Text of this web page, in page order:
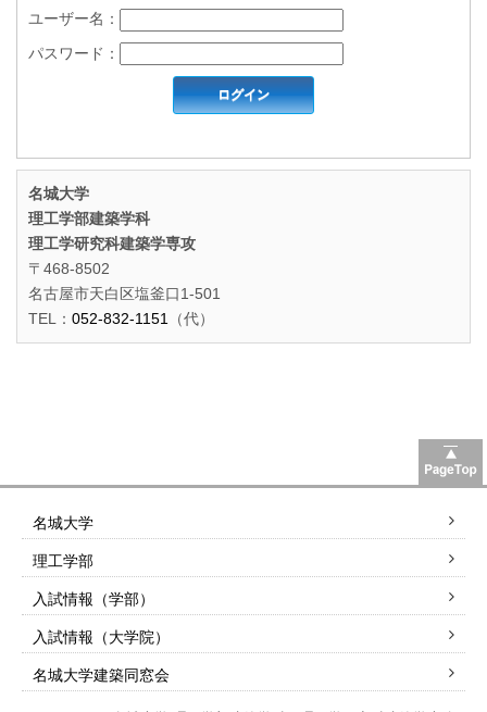
ユーザー名：
パスワード：
名城大学
理工学部建築学科
理工学研究科建築学専攻
〒468-8502
名古屋市天白区塩釜口1-501
TEL： 052-832-1151 （代）
名城大学
理工学部
入試情報（学部）
入試情報（大学院）
名城大学建築同窓会